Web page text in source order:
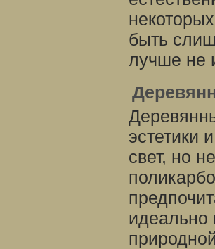
быть
лучше не
эстетики
свет, но
идеально